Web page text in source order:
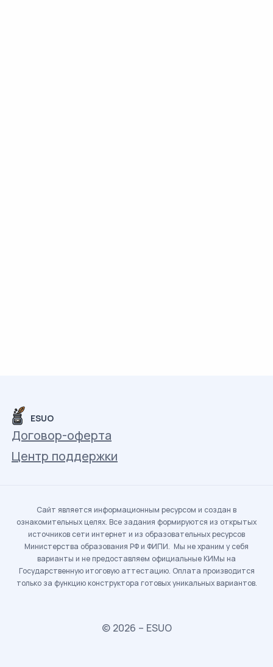
ESUO
Договор-оферта
Центр поддержки
Сайт является информационным ресурсом и создан в
ознакомительных целях. Все задания формируются из открытых
источников сети интернет и из образовательных ресурсов
Министерства образования РФ и ФИПИ. Мы не храним у себя
варианты и не предоставляем официальные КИМы на
Государственную итоговую аттестацию. Оплата производится
только за функцию конструктора готовых уникальных вариантов.
© 2026 – ESUO